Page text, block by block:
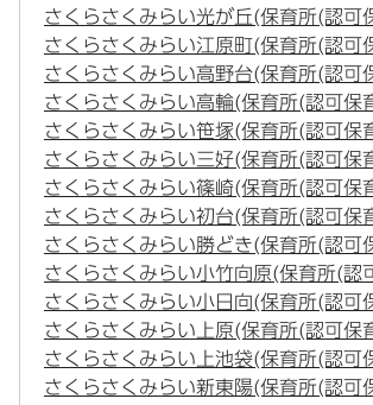
さくらさくみらい光が丘(保育所(認可
さくらさくみらい江原町(保育所(認可
さくらさくみらい高野台(保育所(認可
さくらさくみらい高輪(保育所(認可保
さくらさくみらい笹塚(保育所(認可保
さくらさくみらい三好(保育所(認可保
さくらさくみらい篠崎(保育所(認可保
さくらさくみらい初台(保育所(認可保
さくらさくみらい勝どき(保育所(認可
さくらさくみらい小竹向原(保育所(認
さくらさくみらい小日向(保育所(認可
さくらさくみらい上原(保育所(認可保
さくらさくみらい上池袋(保育所(認可
さくらさくみらい新東陽(保育所(認可